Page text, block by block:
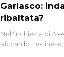
Garlasco:
ribaltata?
Nell'inchiesta di
Riccardo